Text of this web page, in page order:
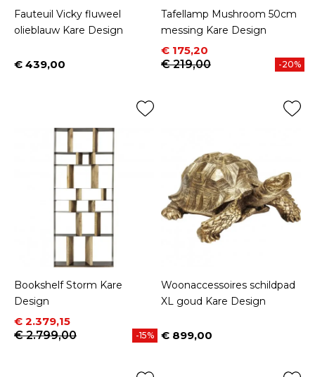
Fauteuil Vicky fluweel
olieblauw Kare Design
Prijs
€ 439,00
Tafellamp Mushroom 50cm
messing Kare Design
Prijs
€ 175,20
Normale prijs
€ 219,00
-20%
Bookshelf Storm Kare
Design
Prijs
€ 2.379,15
Normale prijs
€ 2.799,00
-15%
Woonaccessoires schildpad
XL goud Kare Design
Prijs
€ 899,00